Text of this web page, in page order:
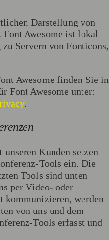
Darstellung von
Awesome ist lokal
Servern von Fonticons,
Awesome finden Sie in
Font Awesome unter:
.
Kunden setzen
Tools ein. Die
Tools sind unten
per Video- oder
kommunizieren, werden
von uns und dem
Tools erfasst und